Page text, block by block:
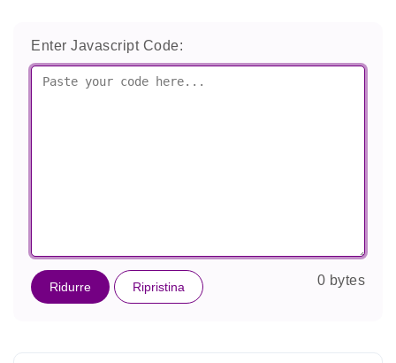
Enter Javascript Code:
Ridurre Ripristina 0 bytes